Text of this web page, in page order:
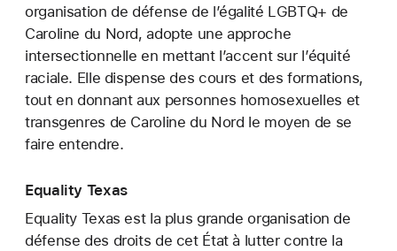
organisation de défense de l’égalité LGBTQ+ de
Caroline du Nord, adopte une approche
intersectionnelle en mettant l’accent sur l’équité
raciale. Elle dispense des cours et des formations,
tout en donnant aux personnes homosexuelles et
transgenres de Caroline du Nord le moyen de se
faire entendre.
Equality Texas
Equality Texas est la plus grande organisation de
défense des droits de cet État à lutter contre la